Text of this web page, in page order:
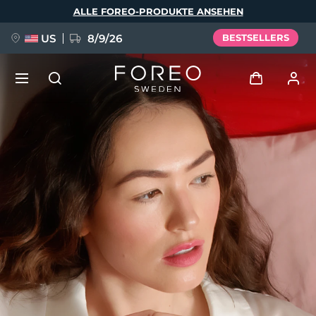
ALLE FOREO-PRODUKTE ANSEHEN
US 8/9/26 BESTSELLERS
Anmelden
Benutzerkonto
Meine Geräte
Meine Bestellungen
Meine Adressen
Meine Abonnements
FAQ™ Pure Beauty-Tech Elixir
BREAKING NEWS
issa™ Teeth Whitening Set
Sprache
English Deutsch
Español
Français
Português
Polski
Svenska
Русский
Türkçe
简体中文 繁體中文